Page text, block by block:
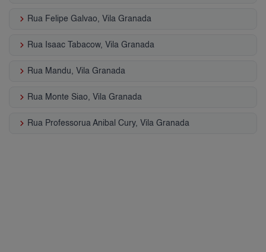
keyboard_arrow_right Rua Felipe Galvao, Vila Granada
keyboard_arrow_right Rua Isaac Tabacow, Vila Granada
keyboard_arrow_right Rua Mandu, Vila Granada
keyboard_arrow_right Rua Monte Siao, Vila Granada
keyboard_arrow_right Rua Professorua Anibal Cury, Vila Granada